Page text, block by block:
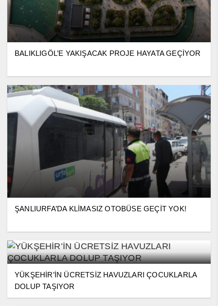
BALIKLIGÖL’E YAKIŞACAK PROJE HAYATA GEÇİYOR
ŞANLIURFA’DA KLİMASIZ OTOBÜSE GEÇİT YOK!
YÜKŞEHİR’İN ÜCRETSİZ HAVUZLARI ÇOCUKLARLA
DOLUP TAŞIYOR